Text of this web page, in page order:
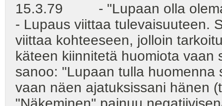
15.3.79 - "Lupaan olla
- Lupaus viittaa tulevaisuuteen.
viittaa kohteeseen, jolloin
käteen kiinnitetä huomiota
sanoo: "Lupaan tulla
vaan näen ajatuksissani hänen